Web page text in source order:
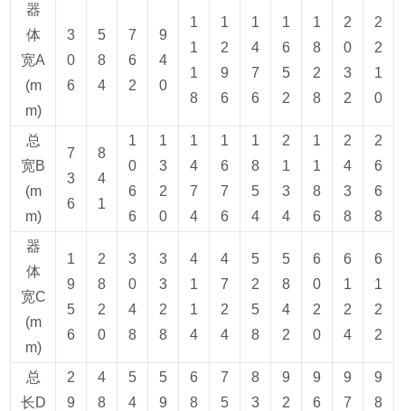
器
体
宽A
(m
m)
3
0
6
5
8
4
7
6
2
9
4
0
1
1
1
8
1
2
9
6
1
4
7
6
1
6
5
2
1
8
2
8
2
0
3
2
2
2
1
0
总
宽B
(m
m)
7
3
6
8
4
1
1
0
6
6
1
3
2
0
1
4
7
4
1
6
7
6
1
8
5
4
2
1
3
4
1
1
8
6
2
4
3
8
2
6
6
8
器
体
宽C
(m
m)
1
9
5
6
2
8
2
0
3
0
4
8
3
3
2
8
4
1
1
4
4
7
2
4
5
2
5
8
5
8
4
2
6
0
2
0
6
1
2
4
6
1
2
2
总
长D
2
9
4
8
5
4
5
9
6
8
7
5
8
3
9
2
9
6
9
7
9
8